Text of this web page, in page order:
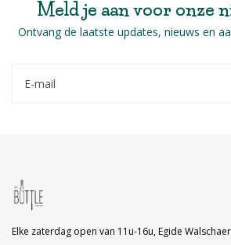
Meld je aan voor onze
Ontvang de laatste updates, nieuws en
Elke zaterdag open van 11u-16u, Egide